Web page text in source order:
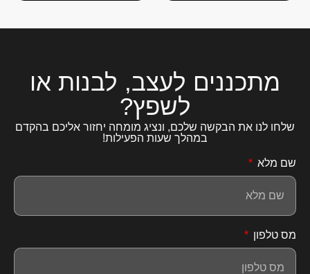
מתכננים לעצב, לבנות או
לשפץ?
שלחו לנו את הבקשה שלכם, ונציג מומחה יחזור אליכם בהקדם
במהלך שעות הפעילות!
שם מלא
מס טלפון